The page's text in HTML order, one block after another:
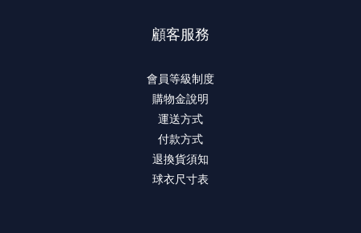
顧客服務
會員等級制度
購物金說明
運送方式
付款方式
退換貨須知
球衣尺寸表